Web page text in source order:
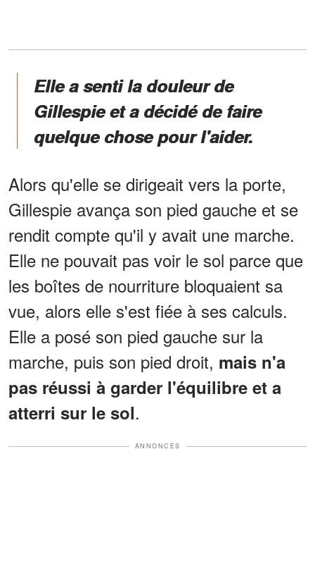
Elle a senti la douleur de
Gillespie et a décidé de faire
quelque chose pour l'aider.
Alors qu'elle se dirigeait vers la porte,
Gillespie avança son pied gauche et se
rendit compte qu'il y avait une marche.
Elle ne pouvait pas voir le sol parce que
les boîtes de nourriture bloquaient sa
vue, alors elle s'est fiée à ses calculs.
Elle a posé son pied gauche sur la
marche, puis son pied droit, mais n'a
pas réussi à garder l'équilibre et a
atterri sur le sol.
ANNONCES